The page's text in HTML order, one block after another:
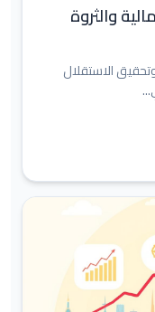
والثروة
وتحقيق الاستقلال